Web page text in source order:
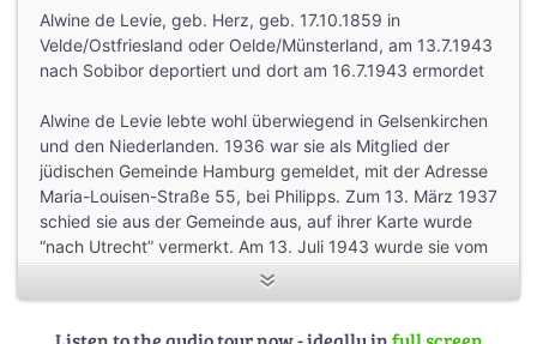
Alwine de Levie, geb. Herz, geb. 17.10.1859 in
Velde/Ostfriesland oder Oelde/Münsterland, am 13.7.1943
nach Sobibor deportiert und dort am 16.7.1943 ermordet
Alwine de Levie lebte wohl überwiegend in Gelsenkirchen
und den Niederlanden. 1936 war sie als Mitglied der
jüdischen Gemeinde Hamburg gemeldet, mit der Adresse
Maria-Louisen-Straße 55, bei Philipps. Zum 13. März 1937
schied sie aus der Gemeinde aus, auf ihrer Karte wurde
“nach Utrecht” vermerkt. Am 13. Juli 1943 wurde sie vom
Sammellager Westerbork ins Vernichtungslager Sobibor